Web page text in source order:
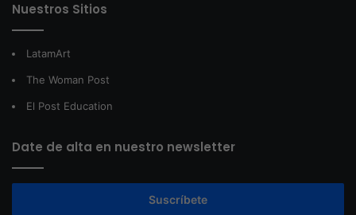
Nuestros Sitios
LatamArt
The Woman Post
El Post Education
Date de alta en nuestro newsletter
Suscríbete